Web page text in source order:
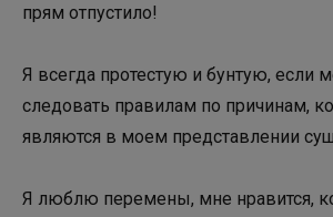
прям отпустило!
Я всегда протестую и бунтую, если
следовать правилам по причинам,
являются в моем представлении
Я люблю перемены, мне нравится,